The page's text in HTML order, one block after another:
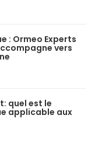
: Ormeo Experts
vers
quel est le
applicable aux